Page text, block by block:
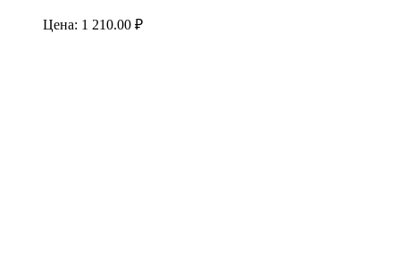
Цена: 1 210.00 ₽